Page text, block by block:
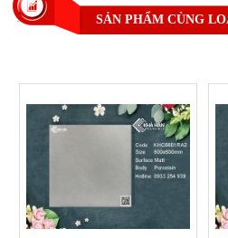
SẢN PHẨM CÙNG